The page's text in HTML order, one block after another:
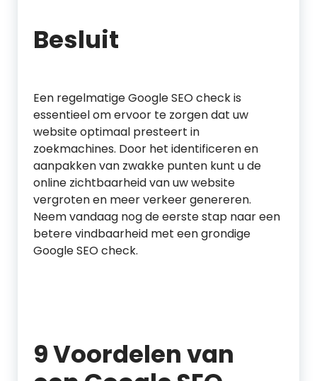
Besluit
Een regelmatige Google SEO check is
essentieel om ervoor te zorgen dat uw
website optimaal presteert in
zoekmachines. Door het identificeren en
aanpakken van zwakke punten kunt u de
online zichtbaarheid van uw website
vergroten en meer verkeer genereren.
Neem vandaag nog de eerste stap naar een
betere vindbaarheid met een grondige
Google SEO check.
9 Voordelen van